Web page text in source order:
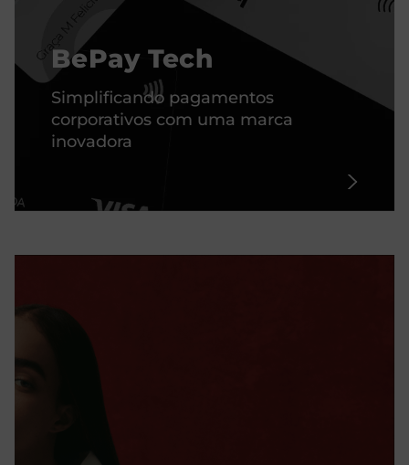
BePay Tech
Simplificando pagamentos
corporativos com uma marca
inovadora